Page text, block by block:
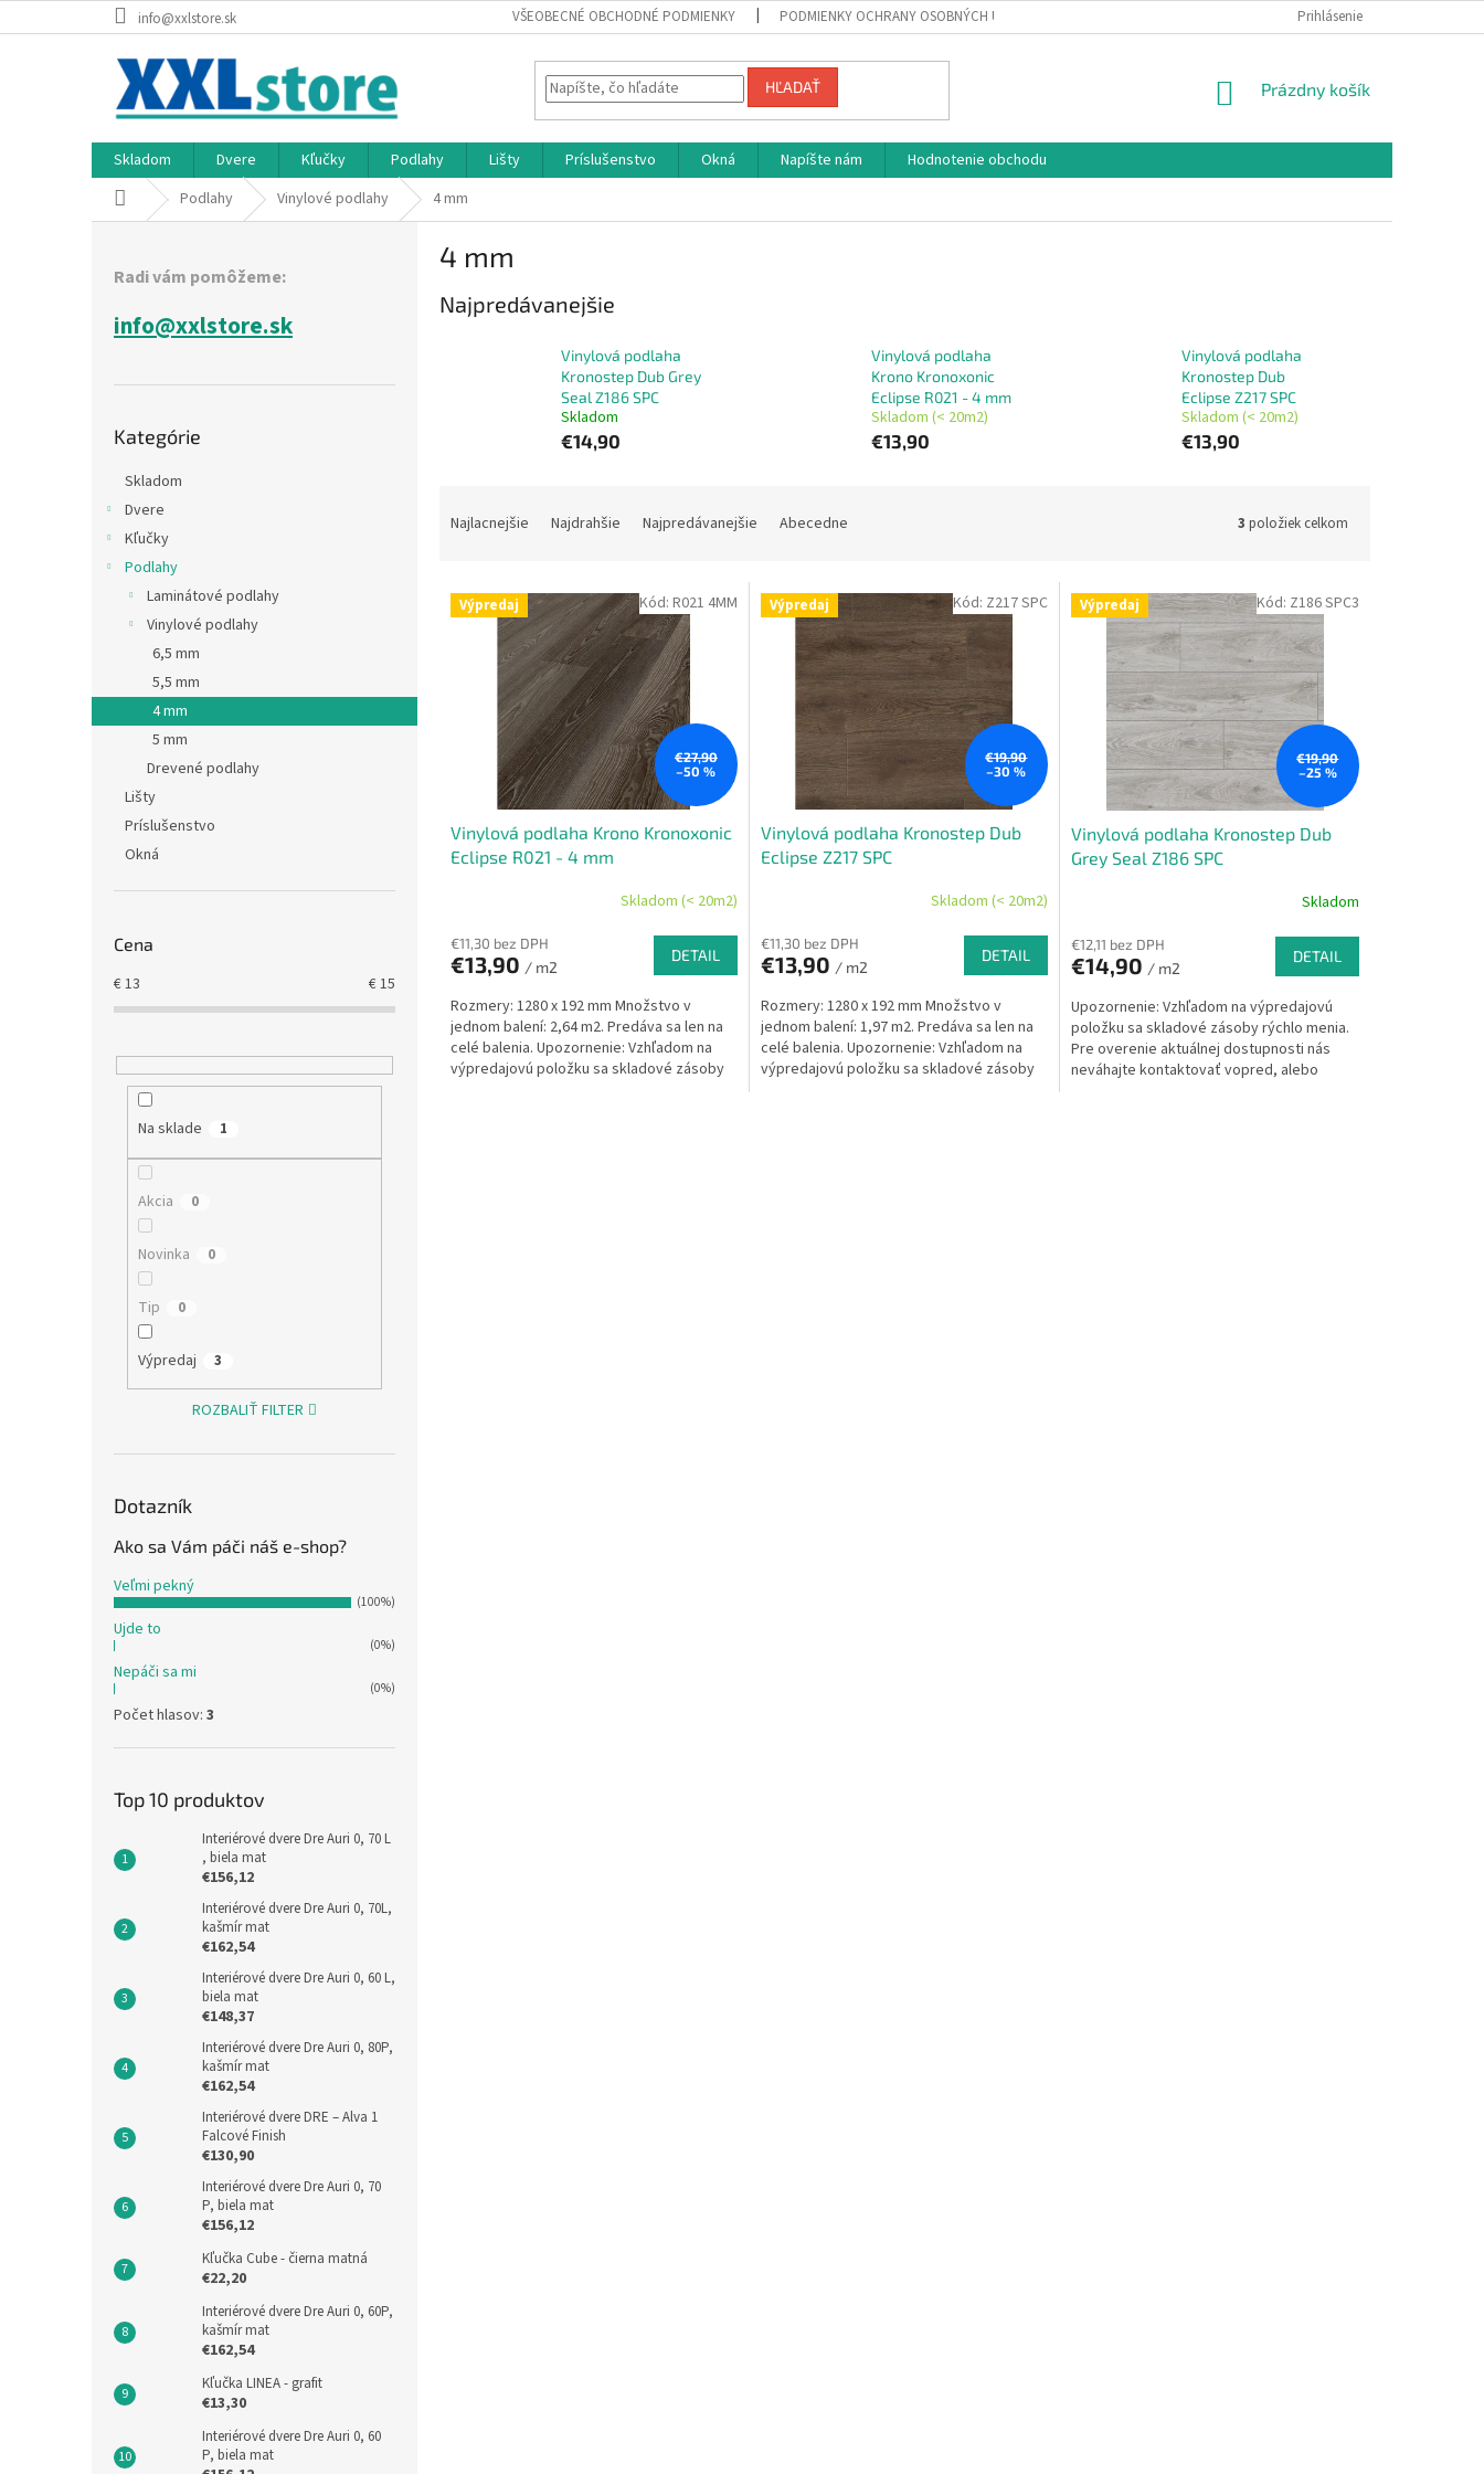
na
info@xxlstore.sk VŠEOBECNÉ OBCHODNÉ PODMIENKY PODMIENKY OCHRANY OSOBNÝCH ÚDAJOV REKLAMAČNÝ PORIADOK
Prihlásenie
HĽADAŤ
NÁKUPNÝ
Prázdny košík
Skladom Dvere Kľučky Podlahy Lišty Príslušenstvo Okná Napíšte nám
Hodnotenie obchodu
DomovPodlahy Vinylové podlahy 4 mm
Radi vám pomôžeme:
info@xxlstore.sk
kategórie
Kategórie
Skladom
Dvere
Kľučky
Podlahy
Laminátové podlahy
Vinylové podlahy
6,5 mm
5,5 mm
4 mm
5 mm
Drevené podlahy
Lišty
Príslušenstvo
Okná
Cena
€13 €15
Na sklade 1
Akcia 0
Novinka 0
Tip 0
Výpredaj 3
ROZBALIŤ FILTER
Dotazník
Ako sa Vám páči náš e-shop?
Veľmi pekný
(100%)
Ujde to
(0%)
Nepáči sa mi
(0%)
Počet hlasov: 3
Top 10 produktov
Interiérové dvere Dre Auri 0, 70 L
, biela mat
€156,12
Interiérové dvere Dre Auri 0, 70L,
kašmír mat
€162,54
Interiérové dvere Dre Auri 0, 60 L,
biela mat
€148,37
Interiérové dvere Dre Auri 0, 80P,
kašmír mat
€162,54
Interiérové dvere DRE – Alva 1
Falcové Finish
€130,90
Interiérové dvere Dre Auri 0, 70
P, biela mat
€156,12
Kľučka Cube - čierna matná
€22,20
Interiérové dvere Dre Auri 0, 60P,
kašmír mat
€162,54
Kľučka LINEA - grafit
€13,30
Interiérové dvere Dre Auri 0, 60
P, biela mat
4 mm
Najpredávanejšie
Vinylová podlaha
Kronostep Dub Grey
Seal Z186 SPC
Skladom
€14,90
Vinylová podlaha
Krono Kronoxonic
Eclipse R021 - 4 mm
Skladom (< 20m2)
€13,90
Vinylová podlaha
Kronostep Dub
Eclipse Z217 SPC
Skladom (< 20m2)
€13,90
n
Najlacnejšie Najdrahšie Najpredávanejšie Abecedne 3 položiek celkom
V Výpredaj
€27,90
–50 %
Vinylová podlaha Krono Kronoxonic
Eclipse R021 - 4 mm
Skladom (< 20m2)
€11,30 bez DPH
€13,90 / m2
DETAIL
Rozmery: 1280 x 192 mm Množstvo v
jednom balení: 2,64 m2. Predáva sa len na
celé balenia. Upozornenie: Vzhľadom na
výpredajovú položku sa skladové zásoby
Kód: R021 4MM Výpredaj
€19,90
–30 %
Vinylová podlaha Kronostep Dub
Eclipse Z217 SPC
Skladom (< 20m2)
€11,30 bez DPH
€13,90 / m2
DETAIL
Rozmery: 1280 x 192 mm Množstvo v
jednom balení: 1,97 m2. Predáva sa len na
celé balenia. Upozornenie: Vzhľadom na
výpredajovú položku sa skladové zásoby
Kód: Z217 SPC Výpredaj
€19,90
–25 %
Vinylová podlaha Kronostep Dub
Grey Seal Z186 SPC
Skladom
€12,11 bez DPH
€14,90 / m2
DETAIL
Upozornenie: Vzhľadom na výpredajovú
položku sa skladové zásoby rýchlo menia.
Pre overenie aktuálnej dostupnosti nás
neváhajte kontaktovať vopred, alebo
Kód: Z186 SPC3